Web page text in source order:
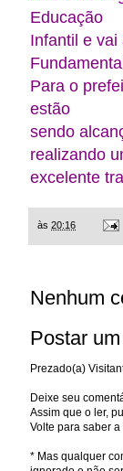
Educação
Infantil e vai
Para o
estão
sendo
realizando
excelente
às 20:16
Nenhum
Postar
Prezado(a)
Deixe seu
Assim que o ler,
Volte para saber a
* Mas qualquer